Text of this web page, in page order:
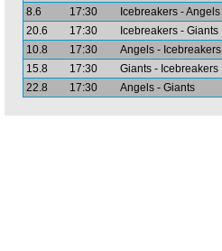
8.6
17:30 Icebreakers - Angels
20.6
17:30 Icebreakers - Giants
10.8
17:30
Angels - Icebreakers
15.8
17:30
Giants - Icebreakers
22.8
17:30 Angels - Giants